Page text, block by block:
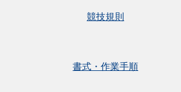
競技規則
書式・作業手順